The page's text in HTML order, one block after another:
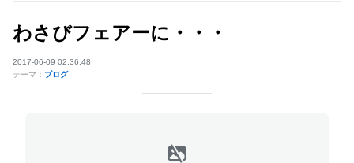
わさびフェアーに・・・
2017-06-09 02:36:48
テーマ： ブログ